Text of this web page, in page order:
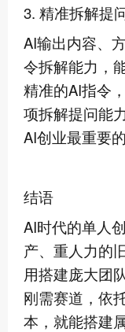
3. 精准拆解提
AI输出内容、
令拆解能力，
精准的AI指令
项拆解提问能
AI创业最重要
结语
AI时代的单人
产、重人力的
用搭建庞大团
刚需赛道，依
本，就能搭建